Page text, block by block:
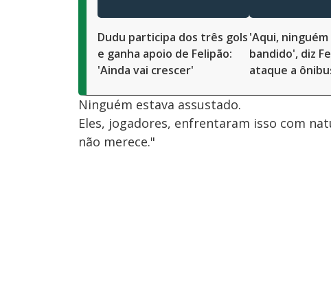
Dudu participa dos três gols
e ganha apoio de Felipão:
'Ainda vai crescer'
'Aqui,
bandido', diz
ataque a
Ninguém estava assustado.
Eles, jogadores, enfrentaram isso com
não merece."